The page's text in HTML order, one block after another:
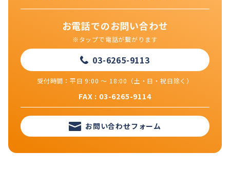
お電話でのお問い合わせ
※タップで電話が繋がります
受付時間：平日 9:00 ～ 18:00（土・日・祝日除く）
03-6265-9113
FAX : 03-6265-9114
お問い合わせフォーム